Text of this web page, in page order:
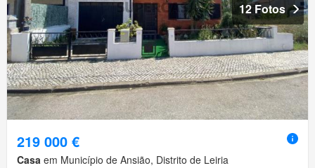
12 Fotos
219 000 €
Casa em Município de Ansião, Distrito de Leiria